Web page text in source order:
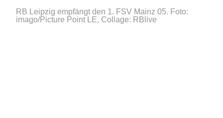
RB Leipzig empfängt den 1. FSV Mainz 05. Foto:
imago/Picture Point LE, Collage: RBlive